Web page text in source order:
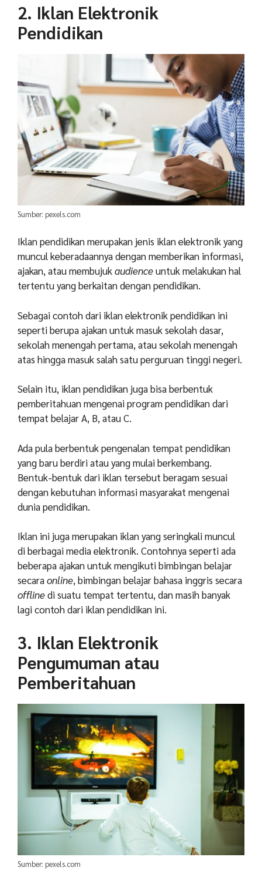
2. Iklan Elektronik
Pendidikan
Sumber: pexels.com
Iklan pendidikan merupakan jenis iklan elektronik yang
muncul keberadaannya dengan memberikan informasi,
ajakan, atau membujukaudienceuntuk melakukan hal
tertentu yang berkaitan dengan pendidikan.
Sebagai contoh dari iklan elektronik pendidikan ini
seperti berupa ajakan untuk masuk sekolah dasar,
sekolah menengah pertama, atau sekolah menengah
atas hingga masuk salah satu perguruan tinggi negeri.
Selain itu, iklan pendidikan juga bisa berbentuk
pemberitahuan mengenai program pendidikan dari
tempat belajar A, B, atau C.
Ada pula berbentuk pengenalan tempat pendidikan
yang baru berdiri atau yang mulai berkembang.
Bentuk-bentuk dari iklan tersebut beragam sesuai
dengan kebutuhan informasi masyarakat mengenai
dunia pendidikan.
Iklan ini juga merupakan iklan yang seringkali muncul
di berbagai media elektronik. Contohnya seperti ada
beberapa ajakan untuk mengikuti bimbingan belajar
secaraonline, bimbingan belajar bahasa inggris secara
offlinedi suatu tempat tertentu, dan masih banyak
lagi contoh dari iklan pendidikan ini.
3. Iklan Elektronik
Pengumuman atau
Pemberitahuan
Sumber: pexels.com